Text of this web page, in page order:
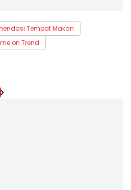
Tempat Makan
on Trend